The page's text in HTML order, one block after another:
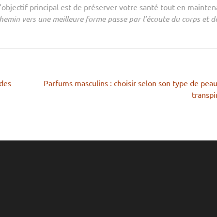
principal est de préserver votre santé tout en
vers une meilleure forme passe par l’écoute du corps et
Parfums masculins : choisir selon son type de